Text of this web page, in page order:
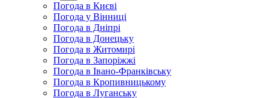
Погода в Києві
Погода у Вінниці
Погода в Дніпрі
Погода в Донецьку
Погода в Житомирі
Погода в Запоріжжі
Погода в Івано-Франківську
Погода в Кропивницькому
Погода в Луганську